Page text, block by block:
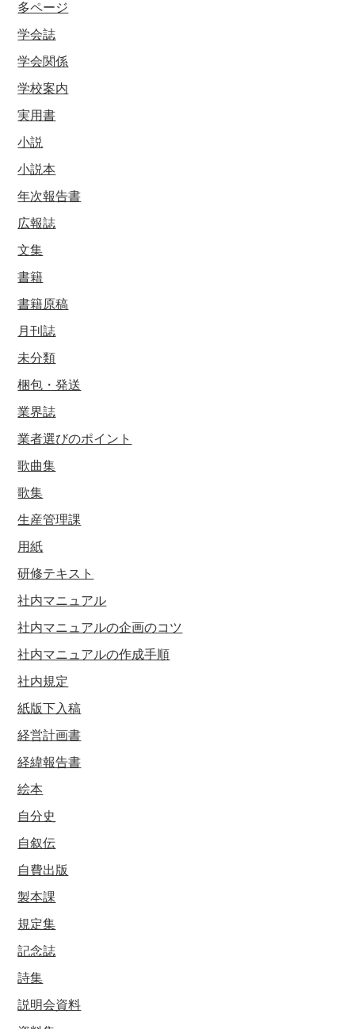
多ページ
学会誌
学会関係
学校案内
実用書
小説
小説本
年次報告書
広報誌
文集
書籍
書籍原稿
月刊誌
未分類
梱包・発送
業界誌
業者選びのポイント
歌曲集
歌集
生産管理課
用紙
研修テキスト
社内マニュアル
社内マニュアルの企画のコツ
社内マニュアルの作成手順
社内規定
紙版下入稿
経営計画書
経緯報告書
絵本
自分史
自叙伝
自費出版
製本課
規定集
記念誌
詩集
説明会資料